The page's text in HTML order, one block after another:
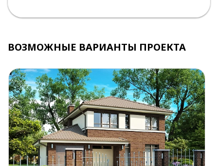
ВОЗМОЖНЫЕ ВАРИАНТЫ ПРОЕКТА